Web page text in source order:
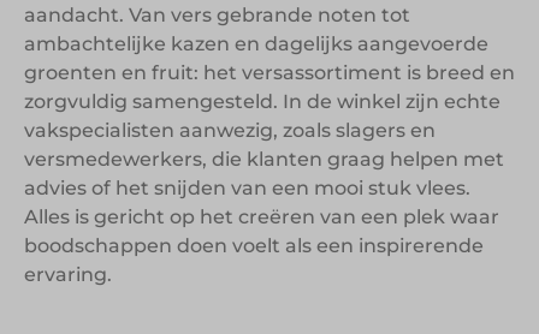
aandacht. Van vers gebrande noten tot
ambachtelijke kazen en dagelijks aangevoerde
groenten en fruit: het versassortiment is breed en
zorgvuldig samengesteld. In de winkel zijn echte
vakspecialisten aanwezig, zoals slagers en
versmedewerkers, die klanten graag helpen met
advies of het snijden van een mooi stuk vlees.
Alles is gericht op het creëren van een plek waar
boodschappen doen voelt als een inspirerende
ervaring.